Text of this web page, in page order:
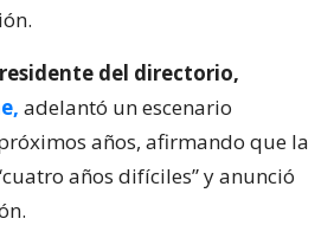
del directorio,
adelantó un escenario
años, afirmando que la
años difíciles” y anunció